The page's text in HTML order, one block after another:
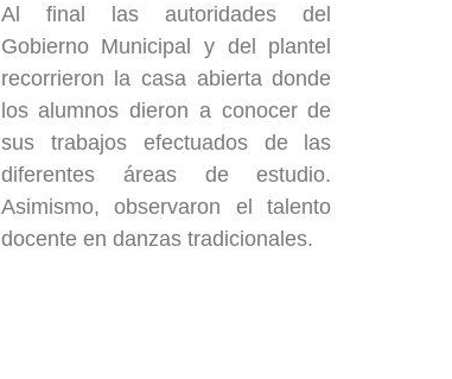
Al final las autoridades del
Gobierno Municipal y del plantel
recorrieron la casa abierta donde
los alumnos dieron a conocer de
sus trabajos efectuados de las
diferentes áreas de estudio.
Asimismo, observaron el talento
docente en danzas tradicionales.